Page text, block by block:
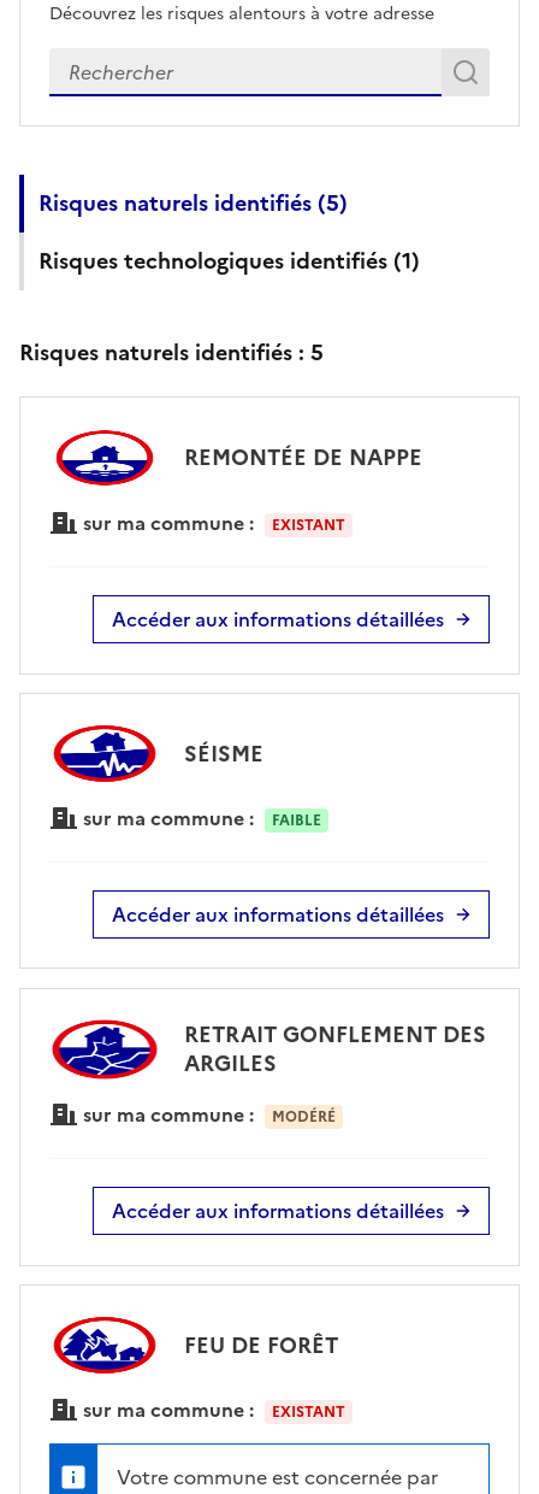
Découvrez les risques alentours à votre adresse
Veuillez renseigner votre adresse exacte
Risques naturels identifiés (5)
Risques technologiques identifiés (1)
Risques naturels identifiés : 5
REMONTÉE DE NAPPE
sur ma commune : EXISTANT
Accéder aux informations détaillées
SÉISME
sur ma commune : FAIBLE
Accéder aux informations détaillées
RETRAIT GONFLEMENT DES
ARGILES
sur ma commune : MODÉRÉ
Accéder aux informations détaillées
FEU DE FORÊT
sur ma commune : EXISTANT
Votre commune est concernée par